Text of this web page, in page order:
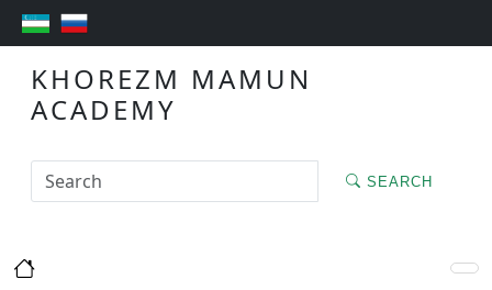
KHOREZM MAMUN
ACADEMY
SEARCH